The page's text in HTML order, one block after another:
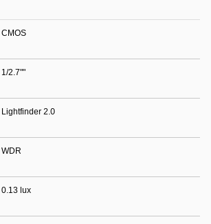
CMOS
1/2.7""
Lightfinder 2.0
WDR
0.13 lux